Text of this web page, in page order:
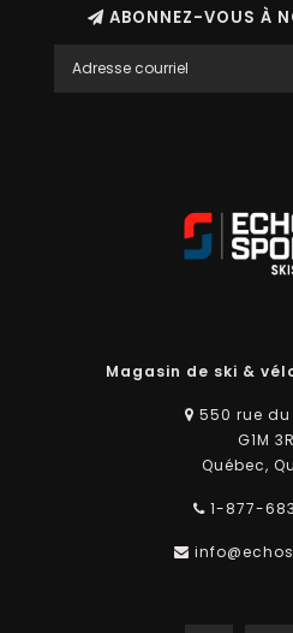
ABONNEZ-VOUS À
Magasin de ski &
550 rue
G1M
Québec,
1-877-